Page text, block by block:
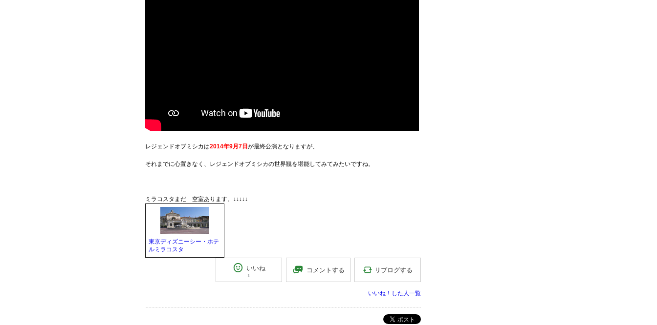
レジェンドオブミシカは2014年9月7日 が最終公演となりますが、
それまでに心置きなく、レジェンドオブミシカの世界観を堪能してみてみたいですね。
ミラコスタまだ 空室あります。↓↓↓↓↓
東京ディズニーシー・ホテ
ルミラコスタ
いいね
1
コメントする リブログする
いいね！した人一覧
ポスト